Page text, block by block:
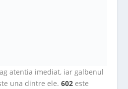
atentia imediat, iar galbenul
una dintre ele.602 este